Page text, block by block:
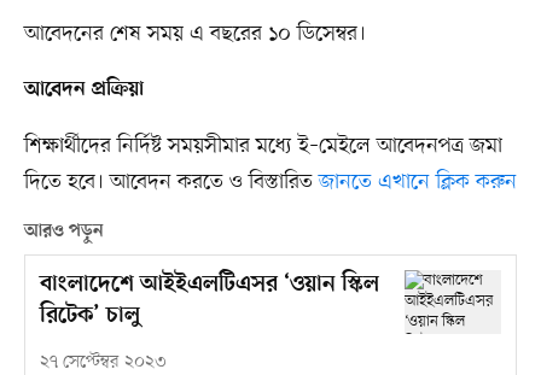
আবেদনের শেষ সময় এ বছরের ১০ ডিসেম্বর।
আবেদন প্রক্রিয়া
শিক্ষার্থীদের নির্দিষ্ট সময়সীমার মধ্যে ই–মেইলে আবেদনপত্র জমা
দিতে হবে। আবেদন করতে ও বিস্তারিতজানতে এখানে ক্লিক করুন
আরও পড়ুন
বাংলাদেশে আইইএলটিএসর ‘ওয়ান স্কিল
রিটেক’ চালু
২৭ সেপ্টেম্বর ২০২৩